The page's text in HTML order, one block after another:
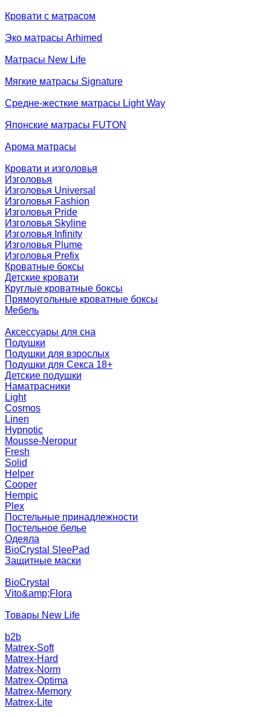
Кровати с матрасом
Эко матрасы Arhimed
Матрасы New Life
Мягкие матрасы Signature
Средне-жесткие матрасы Light Way
Японские матрасы FUTON
Арома матрасы
Кровати и изголовья
Изголовья
Изголовья Universal
Изголовья Fashion
Изголовья Pride
Изголовья Skyline
Изголовья Infinity
Изголовья Plume
Изголовья Prefix
Кроватные боксы
Детские кровати
Круглые кроватные боксы
Прямоугольные кроватные боксы
Мебель
Аксессуары для сна
Подушки
Подушки для взрослых
Подушки для Секса 18+
Детские подушки
Наматрасники
Light
Cosmos
Linen
Hypnotic
Mousse-Neropur
Fresh
Solid
Helper
Cooper
Hempic
Plex
Постельные принадлежности
Постельное белье
Одеяла
BioCrystal SleePad
Защитные маски
BioCrystal
Vito&amp;Flora
Товары New Life
b2b
Matrex-Soft
Matrex-Hard
Matrex-Norm
Matrex-Optima
Matrex-Memory
Matrex-Lite